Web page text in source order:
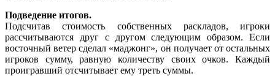
Подведение итогов.
Подсчитав стоимость собственных раскладов, игроки
рассчитываются друг с другом следующим образом. Если
восточный ветер сделал «маджонг», он получает от остальных
игроков сумму, равную количеству своих очков. Каждый
проигравший отсчитывает ему треть суммы.